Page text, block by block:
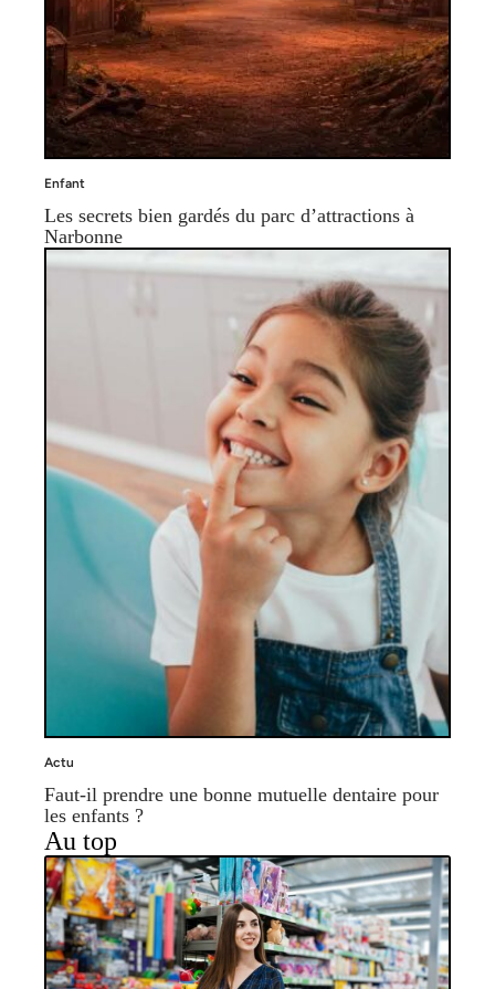
Enfant
Les secrets bien gardés du parc d’attractions à
Narbonne
Actu
Faut-il prendre une bonne mutuelle dentaire pour
les enfants ?
Au top